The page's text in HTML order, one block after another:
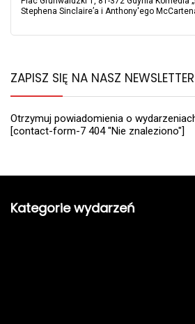
Stephena Sinclaire’a i Anthony'ego
ZAPISZ SIĘ NA NASZ NEWSLETTER
Otrzymuj powiadomienia o
[contact-form-7 404 "Nie znaleziono"]
Kategorie wydarzeń